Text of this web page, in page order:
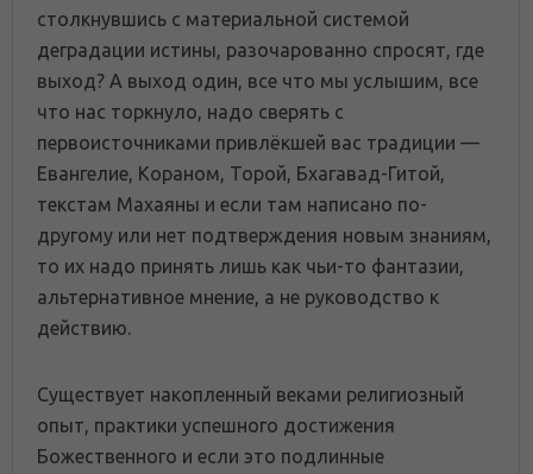
столкнувшись с материальной системой
деградации истины, разочарованно спросят, где
выход? А выход один, все что мы услышим, все
что нас торкнуло, надо сверять с
первоисточниками привлёкшей вас традиции —
Евангелие, Кораном, Торой, Бхагавад-Гитой,
текстам Махаяны и если там написано по-
другому или нет подтверждения новым знаниям,
то их надо принять лишь как чьи-то фантазии,
альтернативное мнение, а не руководство к
действию.
Существует накопленный веками религиозный
опыт, практики успешного достижения
Божественного и если это подлинные